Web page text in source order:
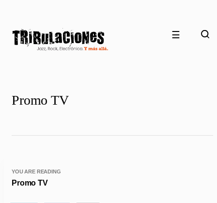
☰
Promo TV
YOU ARE READING
Promo TV